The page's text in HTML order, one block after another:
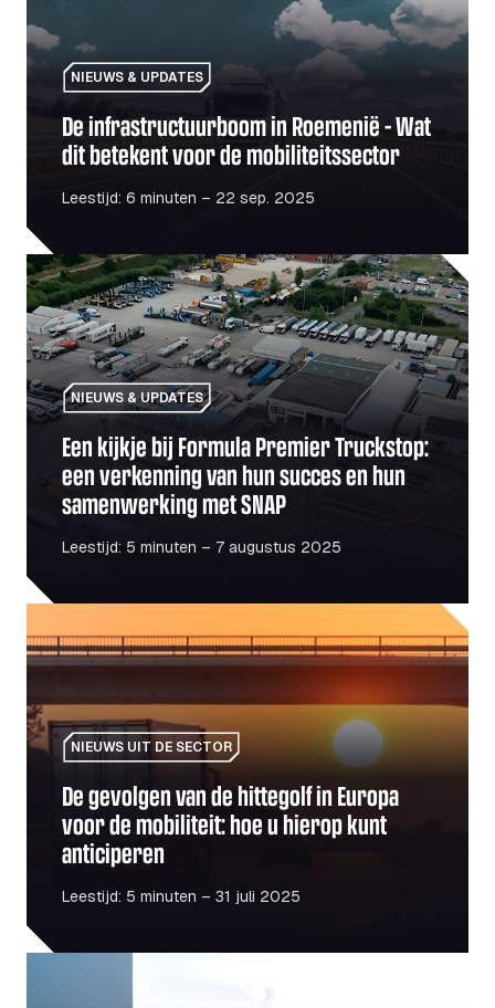
NIEUWS & UPDATES
De infrastructuurboom in Roemenië – Wat
dit betekent voor de mobiliteitssector
Leestijd: 6 minuten – 22 sep. 2025
Een kijkje bij Formula Premier Truckstop: een
NIEUWS & UPDATES
Een kijkje bij Formula Premier Truckstop:
een verkenning van hun succes en hun
samenwerking met SNAP
Leestijd: 5 minuten – 7 augustus 2025
De gevolgen van de hittegolf in Europa voor de
NIEUWS UIT DE SECTOR
De gevolgen van de hittegolf in Europa
voor de mobiliteit: hoe u hierop kunt
anticiperen
Leestijd: 5 minuten – 31 juli 2025